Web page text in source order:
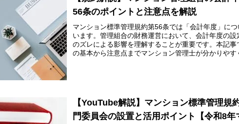
56条のポイントと注意点を解説
マンション標準管理規約第56条では「会計年度」に
います。管理組合の財務運営において、会計年度の設
のズレによる影響を理解することが重要です。本記事
の基本から注意点までマンション管理士が分かりやす
【YouTube解説】マンション標準管理規
門委員会の設置と活用ポイント【令和8年